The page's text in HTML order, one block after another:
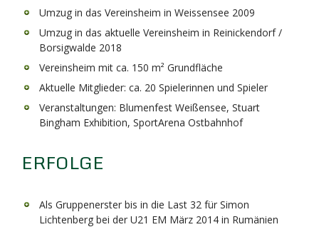
Umzug in das Vereinsheim in Weissensee 2009
Umzug in das aktuelle Vereinsheim in Reinickendorf /
Borsigwalde 2018
Vereinsheim mit ca. 150 m² Grundfläche
Aktuelle Mitglieder: ca. 20 Spielerinnen und Spieler
Veranstaltungen: Blumenfest Weißensee, Stuart
Bingham Exhibition, SportArena Ostbahnhof
ERFOLGE
Als Gruppenerster bis in die Last 32 für Simon
Lichtenberg bei der U21 EM März 2014 in Rumänien